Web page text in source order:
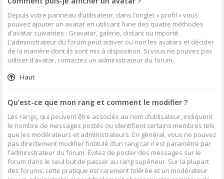
Depuis votre panneau d’utilisateur, dans l’onglet « profil » vous
pouvez ajouter un avatar en utilisant l’une des quatre méthodes
d’avatar suivantes : Gravatar, galerie, distant ou importé.
L’administrateur du forum peut activer ou non les avatars et décider
de la manière dont ils sont mis à disposition. Si vous ne pouvez pas
utiliser d’avatar, contactez un administrateur du forum.
Haut
Qu’est-ce que mon rang et comment le modifier ?
Les rangs, qui peuvent être associés au nom d’utilisateur, indiquent
le nombre de messages postés ou identifient certains membres tels
que les modérateurs et administrateurs. En général, vous ne pouvez
pas directement modifier l’intitulé d’un rang car il est paramétré par
l’administrateur du forum. Évitez de poster des messages sur le
forum dans le seul but de passer au rang supérieur. Sur la plupart
des forums, cette pratique est rarement tolérée et un modérateur